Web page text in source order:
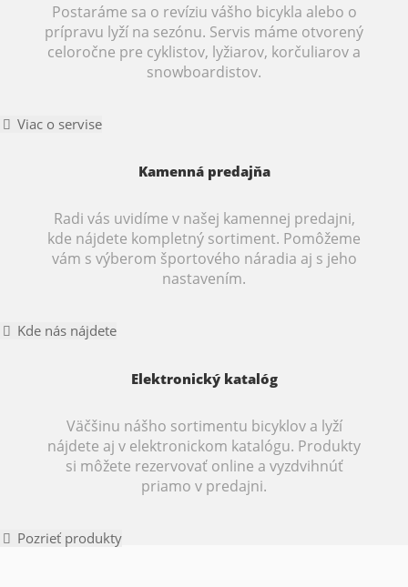
Postaráme sa o revíziu vášho bicykla alebo o
prípravu lyží na sezónu. Servis máme otvorený
celoročne pre cyklistov, lyžiarov, korčuliarov a
snowboardistov.
Viac o servise
Kamenná predajňa
Radi vás uvidíme v našej kamennej predajni,
kde nájdete kompletný sortiment. Pomôžeme
vám s výberom športového náradia aj s jeho
nastavením.
Kde nás nájdete
Elektronický katalóg
Väčšinu nášho sortimentu bicyklov a lyží
nájdete aj v elektronickom katalógu. Produkty
si môžete rezervovať online a vyzdvihnúť
priamo v predajni.
Pozrieť produkty